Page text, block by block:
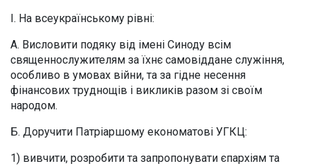
І. На всеукраїнському рівні:
А. Висловити подяку від імені Синоду всім
священнослужителям за їхнє самовіддане служіння,
особливо в умовах війни, та за гідне несення
фінансових труднощів і викликів разом зі своїм
народом.
Б. Доручити Патріаршому економатові УГКЦ:
1) вивчити, розробити та запропонувати єпархіям та